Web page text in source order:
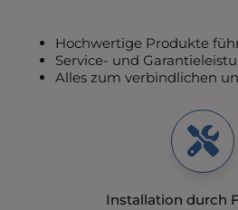
Hochwertige Produkte
Service- und
Alles zum verbindlichen
Installation durch